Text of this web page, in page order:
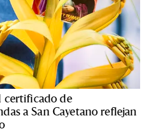
certificado de
a San Cayetano reflejan